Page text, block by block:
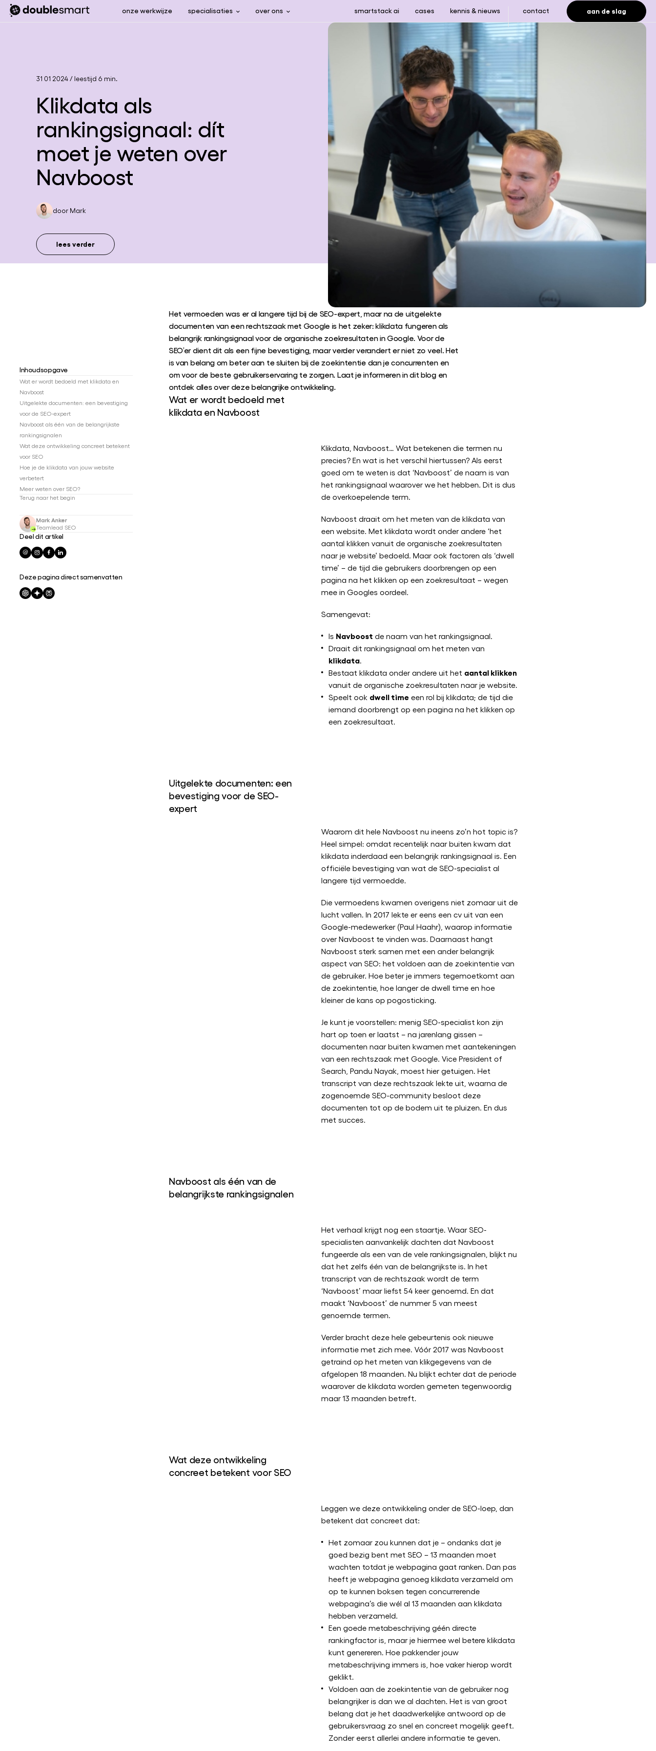
onze werkwijze specialisaties over ons smartstack ai cases kennis & nieuws contact aan de slag
31 01 2024/ leestijd 6 min.
Klikdata als
rankingsignaal: dít
moet je weten over
Navboost
door Mark
lees verder
Inhoudsopgave
Wat er wordt bedoeld met klikdata en
Navboost
Uitgelekte documenten: een bevestiging
voor de SEO-expert
Navboost als één van de belangrijkste
rankingsignalen
Wat deze ontwikkeling concreet betekent
voor SEO
Hoe je de klikdata van jouw website
verbetert
Meer weten over SEO?
Terug naar het begin
Mark Anker
Teamlead SEO
Deel dit artikel
Deze pagina direct samenvatten
Het vermoeden was er al langere tijd bij de SEO-expert, maar na de uitgelekte
documenten van een rechtszaak met Google is het zeker: klikdata fungeren als
belangrijk rankingsignaal voor de organische zoekresultaten in Google. Voor de
SEO’er dient dit als een fijne bevestiging, maar verder verandert er niet zo veel. Het
is van belang om beter aan te sluiten bij de zoekintentie dan je concurrenten en
om voor de beste gebruikerservaring te zorgen. Laat je informeren in dit blog en
ontdek alles over deze belangrijke ontwikkeling.
Wat er wordt bedoeld met
klikdata en Navboost
Klikdata, Navboost… Wat betekenen die termen nu
precies? En wat is het verschil hiertussen? Als eerst
goed om te weten is dat ‘Navboost’ de naam is van
het rankingsignaal waarover we het hebben. Dit is dus
de overkoepelende term.
Navboost draait om het meten van de klikdata van
een website. Met klikdata wordt onder andere ‘het
aantal klikken vanuit de organische zoekresultaten
naar je website’ bedoeld. Maar ook factoren als ‘dwell
time’ – de tijd die gebruikers doorbrengen op een
pagina na het klikken op een zoekresultaat – wegen
mee in Googles oordeel.
Samengevat:
Is Navboost de naam van het rankingsignaal.
Draait dit rankingsignaal om het meten van
klikdata.
Bestaat klikdata onder andere uit het aantal klikken
vanuit de organische zoekresultaten naar je website.
Speelt ook dwell time een rol bij klikdata; de tijd die
iemand doorbrengt op een pagina na het klikken op
een zoekresultaat.
Uitgelekte documenten: een
bevestiging voor de SEO-
expert
Waarom dit hele Navboost nu ineens zo’n hot topic is?
Heel simpel: omdat recentelijk naar buiten kwam dat
klikdata inderdaad een belangrijk rankingsignaal is. Een
officiële bevestiging van wat de SEO-specialist al
langere tijd vermoedde.
Die vermoedens kwamen overigens niet zomaar uit de
lucht vallen. In 2017 lekte er eens een cv uit van een
Google-medewerker (Paul Haahr), waarop informatie
over Navboost te vinden was. Daarnaast hangt
Navboost sterk samen met een ander belangrijk
aspect van SEO: het voldoen aan de zoekintentie van
de gebruiker. Hoe beter je immers tegemoetkomt aan
de zoekintentie, hoe langer de dwell time en hoe
kleiner de kans op pogosticking.
Je kunt je voorstellen: menig SEO-specialist kon zijn
hart op toen er laatst – na jarenlang gissen –
documenten naar buiten kwamen met aantekeningen
van een rechtszaak met Google. Vice President of
Search, Pandu Nayak, moest hier getuigen. Het
transcript van deze rechtszaak lekte uit, waarna de
zogenoemde SEO-community besloot deze
documenten tot op de bodem uit te pluizen. En dus
met succes.
Navboost als één van de
belangrijkste rankingsignalen
Het verhaal krijgt nog een staartje. Waar SEO-
specialisten aanvankelijk dachten dat Navboost
fungeerde als een van de vele rankingsignalen, blijkt nu
dat het zelfs één van de belangrijkste is. In het
transcript van de rechtszaak wordt de term
‘Navboost’ maar liefst 54 keer genoemd. En dat
maakt ‘Navboost’ de nummer 5 van meest
genoemde termen.
Verder bracht deze hele gebeurtenis ook nieuwe
informatie met zich mee. Vóór 2017 was Navboost
getraind op het meten van klikgegevens van de
afgelopen 18 maanden. Nu blijkt echter dat de periode
waarover de klikdata worden gemeten tegenwoordig
maar 13 maanden betreft.
Wat deze ontwikkeling
concreet betekent voor SEO
Leggen we deze ontwikkeling onder de SEO-loep, dan
betekent dat concreet dat:
Het zomaar zou kunnen dat je – ondanks dat je
goed bezig bent met SEO – 13 maanden moet
wachten totdat je webpagina gaat ranken. Dan pas
heeft je webpagina genoeg klikdata verzameld om
op te kunnen boksen tegen concurrerende
webpagina’s die wél al 13 maanden aan klikdata
hebben verzameld.
Een goede metabeschrijving géén directe
rankingfactor is, maar je hiermee wel betere klikdata
kunt genereren. Hoe pakkender jouw
metabeschrijving immers is, hoe vaker hierop wordt
geklikt.
Voldoen aan de zoekintentie van de gebruiker nog
belangrijker is dan we al dachten. Het is van groot
belang dat je het daadwerkelijke antwoord op de
gebruikersvraag zo snel en concreet mogelijk geeft.
Zonder eerst allerlei andere informatie te geven.